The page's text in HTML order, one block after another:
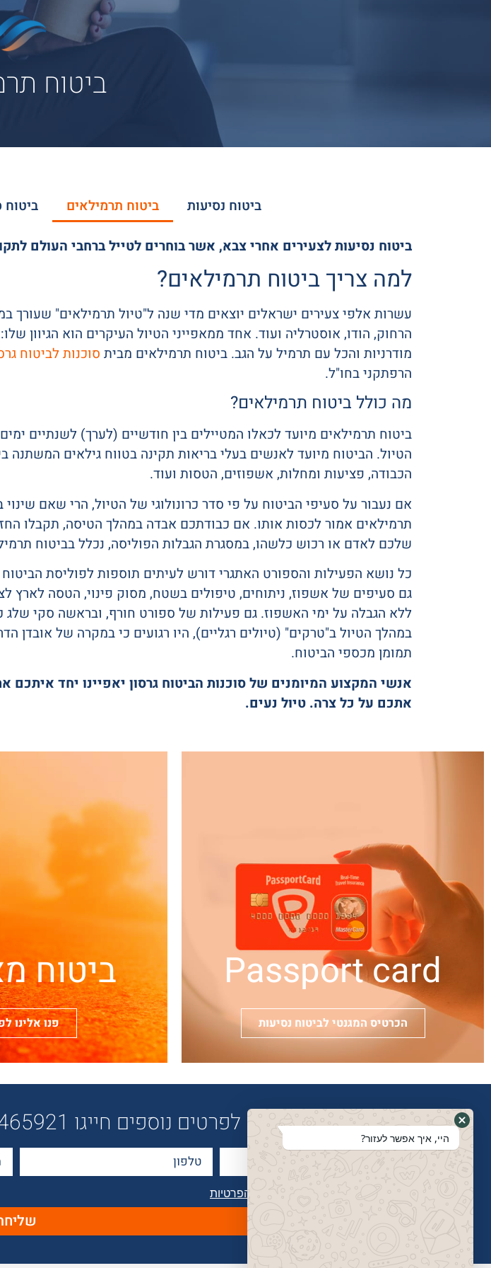
ביטוח
ביטוח נסיעות ביטוח תרמילאים
ביטוח נסיעות לצעירים אחרי צבא, אשר בוחרים לטייל ברחבי העולם
למה צריך ביטוח תרמילאים?
עשרות אלפי צעירים ישראלים יוצאים מדי שנה ל"טיול תרמילאים" שעורך
הרחוק, הודו, אוסטרליה ועוד. אחד ממאפייני הטיול העיקרים הוא הגיוון
מודרניות והכל עם תרמיל על הגב. ביטוח תרמילאים מבית סוכנות לביטוח
הרפתקני בחו"ל.
מה כולל ביטוח תרמילאים?
ביטוח תרמילאים מיועד לכאלו המטיילים בין חודשיים (לערך) לשנתיים
הטיול. הביטוח מיועד לאנשים בעלי בריאות תקינה בטווח גילאים
הכבודה, פציעות ומחלות, אשפוזים, הטסות ועוד.
אם נעבור על סעיפי הביטוח על פי סדר כרונולוגי של הטיול, הרי שאם
תרמילאים אמור לכסות אותו. אם כבודתכם אבדה במהלך הטיסה, תקבלו
שלכם לאדם או רכוש כלשהו, במסגרת הגבלות הפוליסה, נכלל בביטוח
כל נושא הפעילות והספורט האתגרי דורש לעיתים תוספות לפוליסת
גם סעיפים של אשפוז, ניתוחים, טיפולים בשטח, מסוק פינוי, הטסה לארץ
ללא הגבלה על ימי האשפוז. גם פעילות של ספורט חורף, ובראשה סקי
במהלך הטיול ב"טרקים" (טיולים רגליים), היו רגועים כי במקרה של אובדן
תמומן מכספי הביטוח.
אנשי המקצוע המיומנים של סוכנות הביטוח גרסון יאפיינו יחד
אתכם על כל צרה. טיול נעים.
Passport card
הכרטיס המגנטי לביטוח נסיעות
ביטוח
פנו אלינו
לפרטים נוספים חייגו 08-9465921 או השאירו פרטיכם:
מדיניות הפרטיות
היי, איך אפשר לעזור?